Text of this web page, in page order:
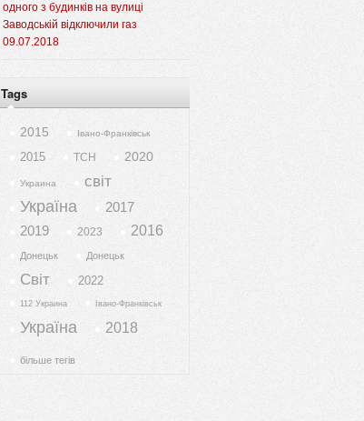
одного з будинків на вулиці
Заводській відключили газ
09.07.2018
Tags
2015 Івано-Франківськ
2015 ТСН 2020
Украина світ
Україна
2017
2019
2023 2016
Донецьк Донецьк
Світ 2022
112 Украина Івано-Франківськ
Україна 2018
більше тегів